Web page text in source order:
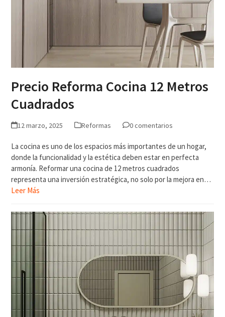
Precio Reforma Cocina 12 Metros
Cuadrados
12 marzo, 2025 Reformas 0 comentarios
La cocina es uno de los espacios más importantes de un hogar,
donde la funcionalidad y la estética deben estar en perfecta
armonía. Reformar una cocina de 12 metros cuadrados
representa una inversión estratégica, no solo por la mejora en…
Leer Más